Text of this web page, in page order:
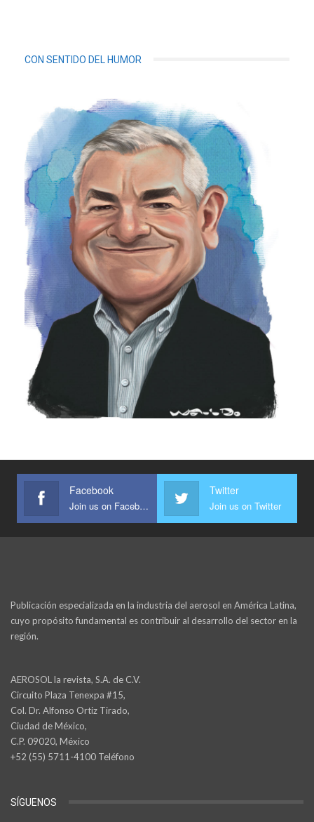
CON SENTIDO DEL HUMOR
Facebook
Join us on Facebook
Twitter
Join us on Twitter
Publicación especializada en la industria del aerosol en América Latina,
cuyo propósito fundamental es contribuir al desarrollo del sector en la
región.
AEROSOL la revista, S.A. de C.V.
Circuito Plaza Tenexpa #15,
Col. Dr. Alfonso Ortiz Tirado,
Ciudad de México,
C.P. 09020, México
+52 (55) 5711-4100 Teléfono
SÍGUENOS